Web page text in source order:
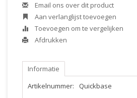
Email ons over dit product
Aan verlanglijst toevoegen
Toevoegen om te vergelijken
Afdrukken
Informatie
Artikelnummer:
Quickbase